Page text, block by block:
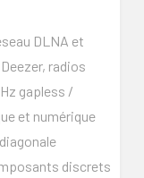
DLNA et
radios
gapless /
et numérique
discrets